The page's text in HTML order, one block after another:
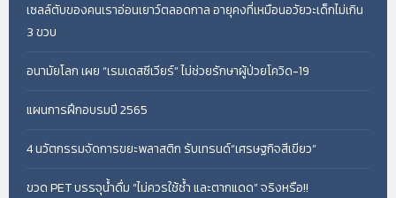
เซลล์ตับของคนเราอ่อนเยาว์ตลอดกาล อายุคงที่เหมือนอวัยวะเด็กไม่เกิน
3 ขวบ
อนามัยโลก เผย “เรมเดสซีเวียร์” ไม่ช่วยรักษาผู้ป่วยโควิด-19
แผนการฝึกอบรมปี 2565
4 นวัตกรรมจัดการขยะพลาสติก รับเทรนด์“เศรษฐกิจสีเขียว”
ขวด PET บรรจุน้ำดื่ม “ไม่ควรใช้ซ้ำ และตากแดด” จริงหรือ!!